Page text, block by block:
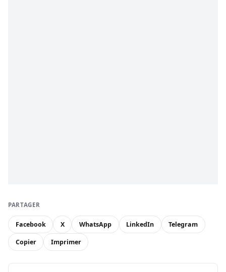
PARTAGER
Facebook X WhatsApp LinkedIn Telegram
Copier Imprimer